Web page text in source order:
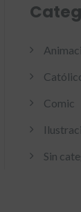
Comic
Sin